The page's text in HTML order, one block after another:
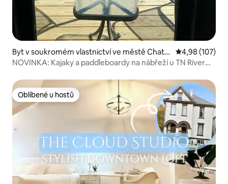
Byt v soukromém vlastnictví ve městě Chatta
nooga
Průměrné
4,98 (107)
NOVINKA: Kajaky a paddleboardy na nábřeží u TN River
Oblíbené u hostů
Oblíbené u hostů